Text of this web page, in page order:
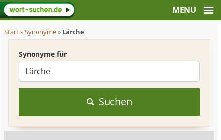
Start»Synonyme» Lärche
Synonyme für
Suchen